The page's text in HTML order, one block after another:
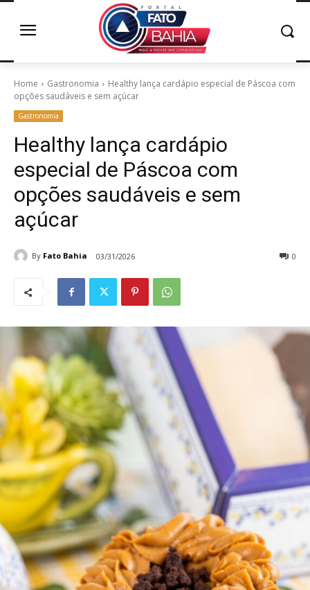
Home Gastronomia
Healthy lança cardápio especial de Páscoa com
opções saudáveis e sem açúcar
Gastronomia
Healthy lança cardápio
especial de Páscoa com
opções saudáveis e sem
açúcar
By Fato Bahia 03/31/2026 0